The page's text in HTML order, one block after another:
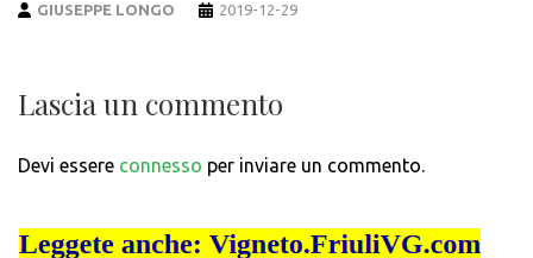
GIUSEPPE LONGO 2019-12-29
Lascia un commento
Devi essere connesso per inviare un commento.